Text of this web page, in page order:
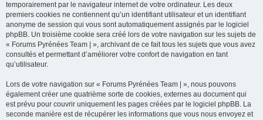
temporairement par le navigateur internet de votre ordinateur. Les deux
premiers cookies ne contiennent qu’un identifiant utilisateur et un identifiant
anonyme de session qui vous sont automatiquement assignés par le logiciel
phpBB. Un troisième cookie sera créé lors de votre navigation sur les sujets de
« Forums Pyrénées Team | », archivant de ce fait tous les sujets que vous avez
consultés et permettant d’améliorer votre confort de navigation en tant
qu’utilisateur.
Lors de votre navigation sur « Forums Pyrénées Team | », nous pouvons
également créer une quatrième sorte de cookies, externes au document qui
est prévu pour couvrir uniquement les pages créées par le logiciel phpBB. La
seconde manière est de récupérer les informations que vous nous envoyez et